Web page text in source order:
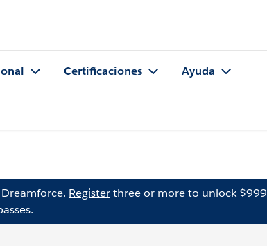
Certificaciones Ayuda
Registerthree or more to unlock $999